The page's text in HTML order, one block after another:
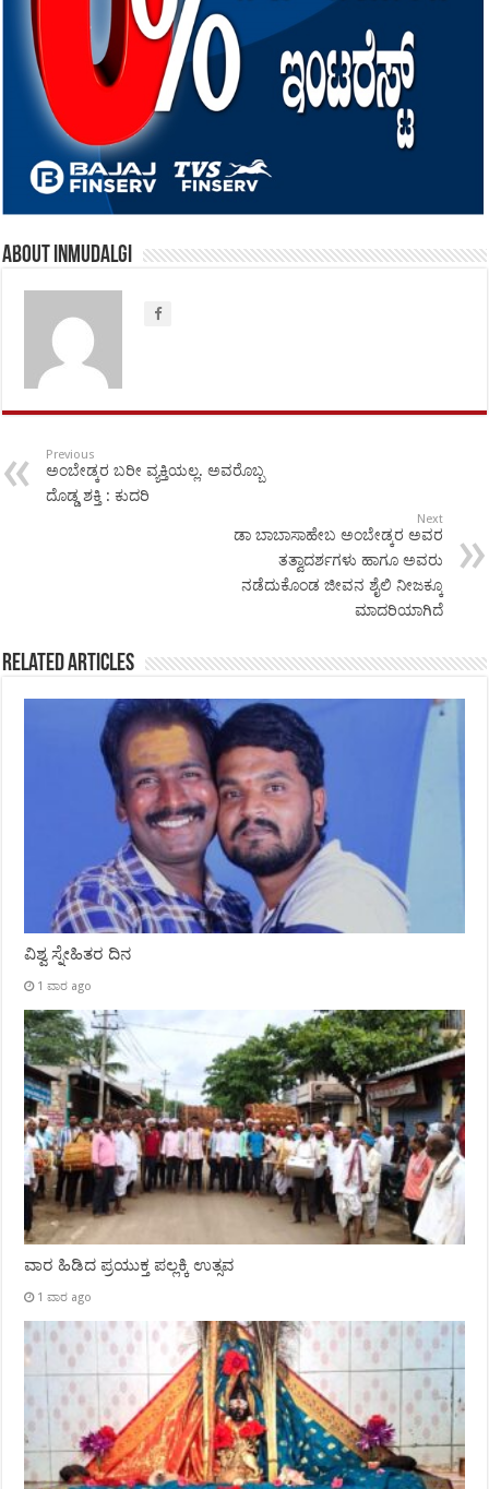
About inmudalgi
Previous
ಅಂಬೇಡ್ಕರ ಬರೀ ವ್ಯಕ್ತಿಯಲ್ಲ. ಅವರೊಬ್ಬ
ದೊಡ್ಡ ಶಕ್ತಿ : ಕುದರಿ
Next
ಡಾ ಬಾಬಾಸಾಹೇಬ ಅಂಬೇಡ್ಕರ ಅವರ
ತತ್ವಾದರ್ಶಗಳು ಹಾಗೂ ಅವರು
ನಡೆದುಕೊಂಡ ಜೀವನ ಶೈಲಿ ನೀಜಕ್ಕೂ
ಮಾದರಿಯಾಗಿದೆ
Related Articles
ವಿಶ್ವ ಸ್ನೇಹಿತರ ದಿನ
1 ವಾರ ago
ವಾರ ಹಿಡಿದ ಪ್ರಯುಕ್ತ ಪಲ್ಲಕ್ಕಿ ಉತ್ಸವ
1 ವಾರ ago